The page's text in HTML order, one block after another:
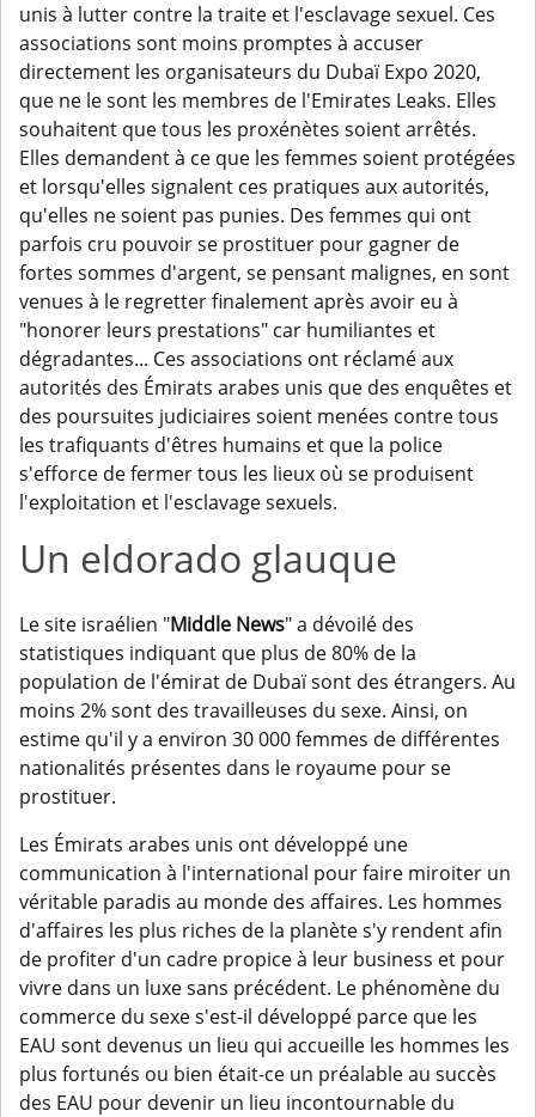
unis à lutter contre la traite et l'esclavage sexuel. Ces
associations sont moins promptes à accuser
directement les organisateurs du Dubaï Expo 2020,
que ne le sont les membres de l'Emirates Leaks. Elles
souhaitent que tous les proxénètes soient arrêtés.
Elles demandent à ce que les femmes soient protégées
et lorsqu'elles signalent ces pratiques aux autorités,
qu'elles ne soient pas punies. Des femmes qui ont
parfois cru pouvoir se prostituer pour gagner de
fortes sommes d'argent, se pensant malignes, en sont
venues à le regretter finalement après avoir eu à
"honorer leurs prestations" car humiliantes et
dégradantes... Ces associations ont réclamé aux
autorités des Émirats arabes unis que des enquêtes et
des poursuites judiciaires soient menées contre tous
les trafiquants d'êtres humains et que la police
s'efforce de fermer tous les lieux où se produisent
l'exploitation et l'esclavage sexuels.
Un eldorado glauque
Le site israélien "Middle News" a dévoilé des
statistiques indiquant que plus de 80% de la
population de l'émirat de Dubaï sont des étrangers. Au
moins 2% sont des travailleuses du sexe. Ainsi, on
estime qu'il y a environ 30 000 femmes de différentes
nationalités présentes dans le royaume pour se
prostituer.
Les Émirats arabes unis ont développé une
communication à l'international pour faire miroiter un
véritable paradis au monde des affaires. Les hommes
d'affaires les plus riches de la planète s'y rendent afin
de profiter d'un cadre propice à leur business et pour
vivre dans un luxe sans précédent. Le phénomène du
commerce du sexe s'est-il développé parce que les
EAU sont devenus un lieu qui accueille les hommes les
plus fortunés ou bien était-ce un préalable au succès
des EAU pour devenir un lieu incontournable du